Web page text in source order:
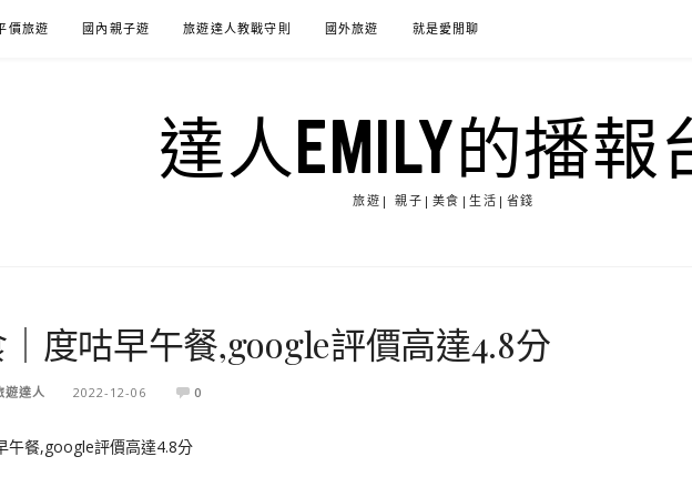
價旅遊 國內親子遊 旅遊達人教戰守則 國外旅遊 就是愛閒聊
達人EMILY的播報
旅遊| 親子|美食|生活|省錢
度咕早午餐,google評價高達4.8分
遊達人 2022-12-06 0